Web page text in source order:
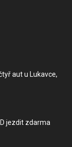
aut u Lukavce,
jezdit zdarma